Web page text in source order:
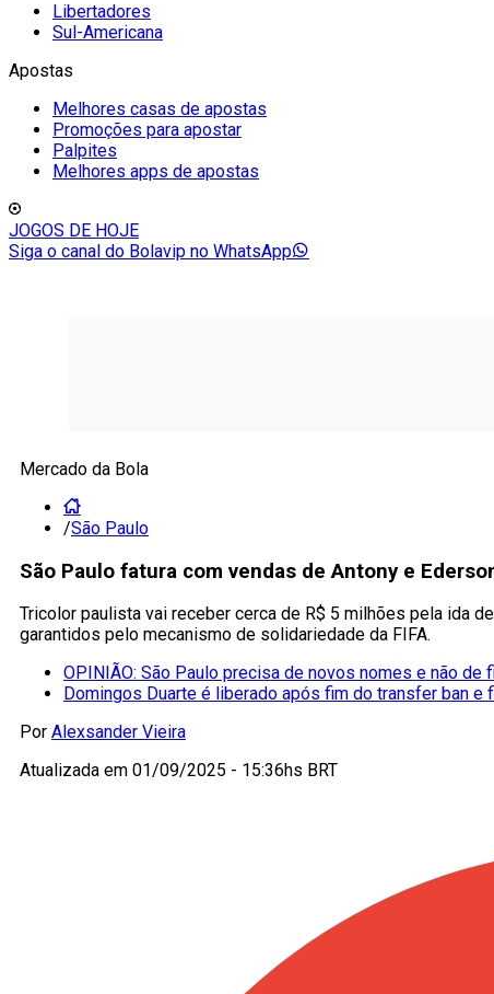
Libertadores
Sul-Americana
Apostas
Melhores casas de apostas
Promoções para apostar
Palpites
Melhores apps de apostas
JOGOS DE HOJE
Siga o canal do Bolavip no WhatsApp
Mercado da Bola
/São Paulo
São Paulo fatura com vendas de Antony e
Tricolor paulista vai receber cerca de R$ 5 milhões pela ida
garantidos pelo mecanismo de solidariedade da FIFA.
OPINIÃO: São Paulo precisa de novos nomes e não
Domingos Duarte é liberado após fim do transfer ban e
Por Alexsander Vieira
Atualizada em 01/09/2025 - 15:36hs BRT